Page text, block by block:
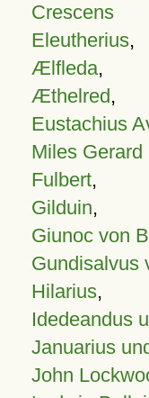
Crescens
Eleutherius,
Ælfleda,
Æthelred,
Eustachius
Miles
Fulbert,
Gilduin,
Giunoc von
Gundisalvus
Hilarius,
Idedeandus
Januarius
John